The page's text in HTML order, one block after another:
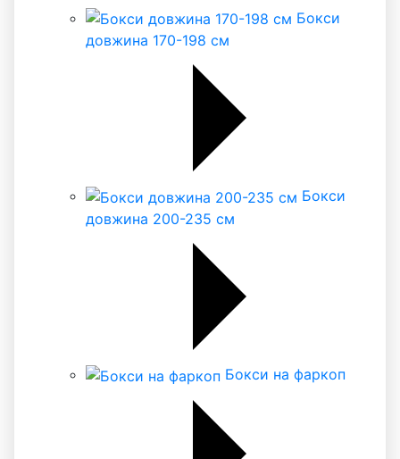
Бокси
довжина 170-198 см
Бокси
довжина 200-235 см
Бокси на фаркоп